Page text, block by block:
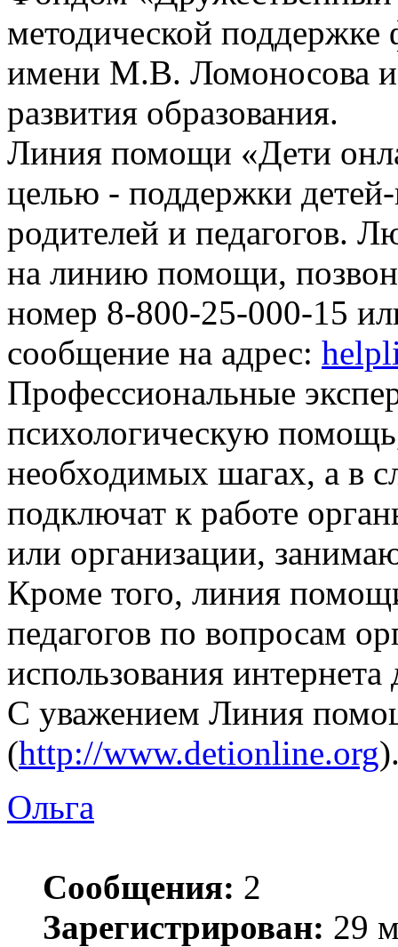
методической
имени М.В. Ломоносова и
развития образования.
Линия помощи «Дети
целью - поддержки детей-
родителей и педагогов.
на линию помощи,
номер 8-800-25-000-15
сообщение на адрес:
Профессиональные
психологическую
необходимых шагах, а в
подключат к работе
или организации,
Кроме того, линия
педагогов по вопросам
использования интернета
С уважением Линия
(http://www.detionline.org
Ольга
Сообщения: 2
Зарегистрирован: 29